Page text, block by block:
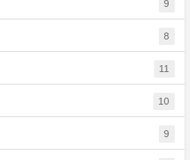
9
8
11
10
9